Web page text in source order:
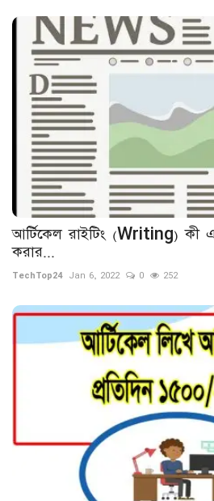
আর্টিকেল রাইটিং (Writing) কী
করার...
TechTop24 Jan 6, 2022 0 252